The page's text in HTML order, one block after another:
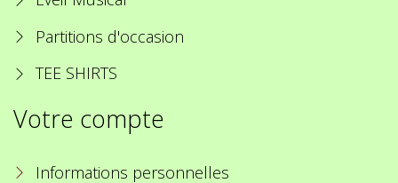
Partitions d'occasion
TEE SHIRTS
Votre compte
Informations personnelles